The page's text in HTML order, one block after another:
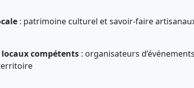
: patrimoine culturel et savoir-faire
compétents : organisateurs